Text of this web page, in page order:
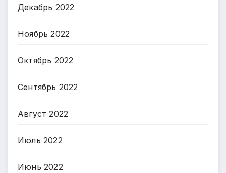
Декабрь 2022
Ноябрь 2022
Октябрь 2022
Сентябрь 2022
Август 2022
Июль 2022
Июнь 2022